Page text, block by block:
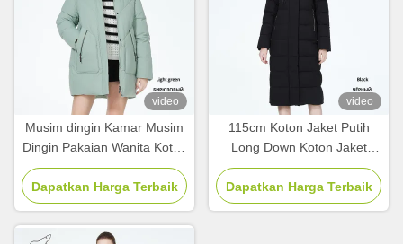
video
Musim dingin Kamar Musim
Dingin Pakaian Wanita Koton
Jaket Nyaman Panas Untuk
Musim Dingin
Dapatkan Harga Terbaik
video
115cm Koton Jaket Putih
Long Down Koton Jaket
Untuk Wanita Dengan Hood
Dapatkan Harga Terbaik